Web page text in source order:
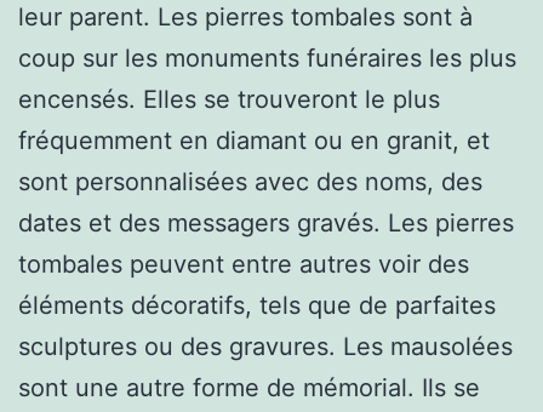
leur parent. Les pierres tombales sont à
coup sur les monuments funéraires les plus
encensés. Elles se trouveront le plus
fréquemment en diamant ou en granit, et
sont personnalisées avec des noms, des
dates et des messagers gravés. Les pierres
tombales peuvent entre autres voir des
éléments décoratifs, tels que de parfaites
sculptures ou des gravures. Les mausolées
sont une autre forme de mémorial. Ils se